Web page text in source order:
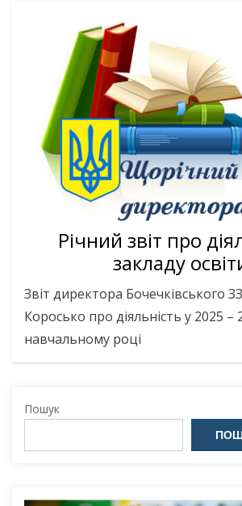
Річний звіт про
закладу
Звіт директора Бочечківського
Коросько про діяльність у 2025 –
навчальному році
Пошук